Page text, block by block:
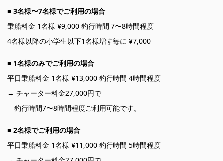
■ 3名様〜7名様でご利用の場合
乗船料金 1名様 ¥9,000 釣行時間 7〜8時間程度
4名様以降の小学生以下1名様増す毎に ¥7,000
■ 1名様のみでご利用の場合
平日乗船料金 1名様 ¥13,000 釣行時間 4時間程度
→ チャーター料金27,000円で
釣行時間7〜8時間程度ご利用可能です。
■ 2名様でご利用の場合
平日乗船料金 1名様 ¥11,000 釣行時間 5時間程度